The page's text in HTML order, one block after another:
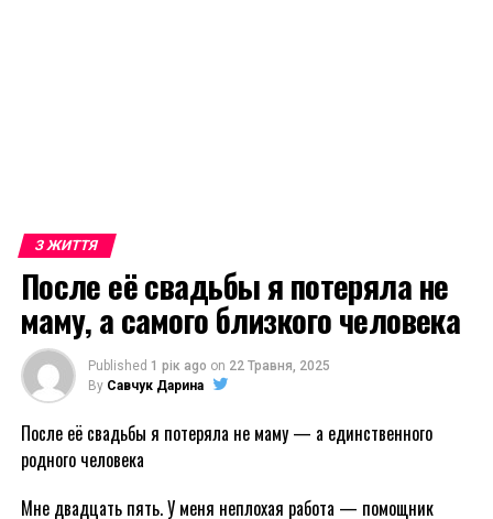
З ЖИТТЯ
После её свадьбы я потеряла не
маму, а самого близкого человека
Published 1 рік ago on 22 Травня, 2025
By Савчук Дарина
После её свадьбы я потеряла не маму — а единственного
родного человека
Мне двадцать пять. У меня неплохая работа — помощник